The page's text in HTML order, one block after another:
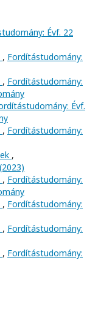
Évf. 22
, Fordítástudomány:
, Fordítástudomány:
Évf.
, Fordítástudomány:
,
, Fordítástudomány:
, Fordítástudomány:
, Fordítástudomány:
, Fordítástudomány: